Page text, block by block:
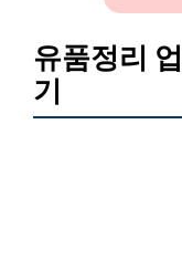
유품정리
기